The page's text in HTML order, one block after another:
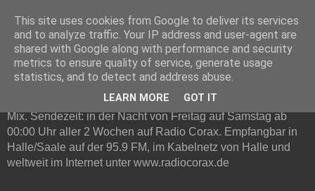
Technottic auf Radio Corax
Technottic ist eine Radioshow auf Radio Corax. Im
Mittelpunkt steht elektronische Musik. Neben Infos und
Neuvorstellungen gibt es in jeder Live-Sendung ein Gast DJ
Mix. Sendezeit: in der Nacht von Freitag auf Samstag ab
00:00 Uhr aller 2 Wochen auf Radio Corax. Empfangbar in
Halle/Saale auf der 95.9 FM, im Kabelnetz von Halle und
weltweit im Internet unter www.radiocorax.de
This site uses cookies from Google to deliver its services
and to analyze traffic. Your IP address and user-agent are
shared with Google along with performance and security
metrics to ensure quality of service, generate usage
statistics, and to detect and address abuse.
LEARN MORE GOT IT